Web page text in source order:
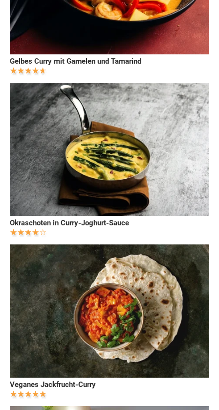
Gelbes Curry mit Garnelen und Tamarind
Okraschoten in Curry-Joghurt-Sauce
Veganes Jackfrucht-Curry